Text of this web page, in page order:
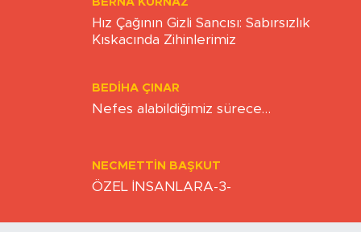
BERNA KURNAZ
Hız Çağının Gizli Sancısı: Sabırsızlık
Kıskacında Zihinlerimiz
BEDIHA ÇINAR
Nefes alabildiğimiz sürece…
NECMETTIN BAŞKUT
ÖZEL İNSANLARA-3-